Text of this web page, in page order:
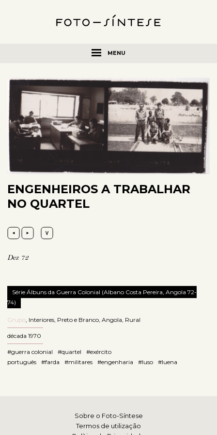
MENU
ENGENHEIROS A TRABALHAR
NO QUARTEL
Dez 72
Série Álbuns da Guerra Colonial (Albano Costa Pereira, Angola 72-
74)
Grupo Interiores Preto e Branco Angola Rural
década 1970
#guerra colonial #quartel
#exército
português
#farda #militares #engenharia #luso #luena
Sobre o Foto-Síntese
Termos de utilização